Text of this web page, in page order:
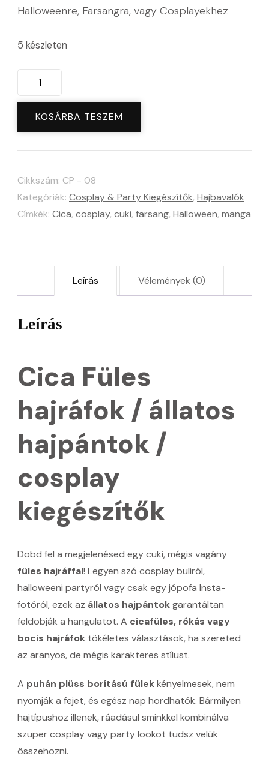
Halloweenre, Farsangra, vagy Cosplayekhez
5 készleten
Fekete
cica
hajráf
-
kiegészítő
Halloweenre,
farsangra,
KOSÁRBA TESZEM
Cikkszám: CP - 08
Kategóriák: Cosplay & Party Kiegészítők, Hajbavalók
Címkék: Cica, cosplay, cuki, farsang, Halloween, manga
Leírás Vélemények (0)
Leírás
Cica Füles
hajráfok / állatos
hajpántok /
cosplay
kiegészítők
Dobd fel a megjelenésed egy cuki, mégis vagány
füles hajráffal! Legyen szó cosplay buliról,
halloweeni partyról vagy csak egy jópofa Insta-
fotóról, ezek az állatos hajpántokgarantáltan
feldobják a hangulatot. A cicafüles, rókás vagy
bocis hajráfok tökéletes választások, ha szereted
az aranyos, de mégis karakteres stílust.
A puhán plüss borítású fülekkényelmesek, nem
nyomják a fejet, és egész nap hordhatók. Bármilyen
hajtípushoz illenek, ráadásul sminkkel kombinálva
szuper cosplay vagy party lookot tudsz velük
összehozni.